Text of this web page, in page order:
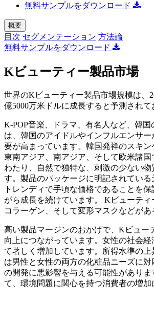
無料サンプルをダウンロード
概要
目次 セグメンテーション 方法論
無料サンプルをダウンロード
Kビューティー製品市場
世界のKビューティー製品市場規模は、
億5000万米ドルに成長すると予測され
K-POP音楽、ドラマ、有名人など、韓
は、韓国のアイドルやインフルエンサ
要が高まっています。韓国発祥のスキ
東南アジア、南アジア、そして欧米諸
わたり、自然で独特な、刺激の少ない
す。製品のパッケージに明記されてい
トレンディで手頃な価格であることを
がら成長を続けています。 Kビューテ
コラーゲン、そして変形マスクなどがあ
高い製品マージンのおかげで、Kビュー
向上につながっています。女性の社会
て著しく増加しています。所得水準の
は男性と女性の両方の化粧品ニーズに
の開発に悪影響を与える可能性があり
て、環境問題に関心を持つ消費者の増加